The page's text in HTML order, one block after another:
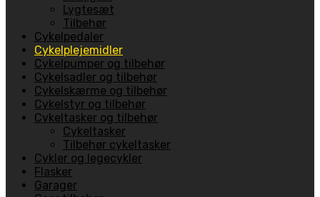
Lygtesæt
Tilbehør
Cykelpedaler
Cykelplejemidler
Cykelpumper og tilbehør
Cykelsadler og tilbehør
Cykelskærme og tilbehør
Cykelstyr og tilbehør
Cykeltasker og tilbehør
Cykeltasker
Tilbehør cykeltasker
Cykler og legecykler
Flasker
Garager